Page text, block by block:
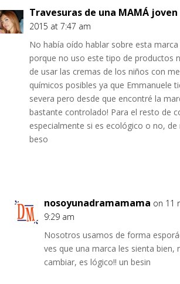
Travesuras de una MAMÁ joven
2015 at 7:47 am
No había oído hablar sobre esta
porque no uso este tipo de productos
de usar las cremas de los niños con
químicos posibles ya que Emmanuele
severa pero desde que encontré la
bastante controlado! Para el resto de
especialmente si es ecológico o no, de
beso
nosoyunadramamama on 11
9:29 am
Nosotros usamos de forma
ves que una marca les sienta bien,
cambiar, es lógico!! un besin